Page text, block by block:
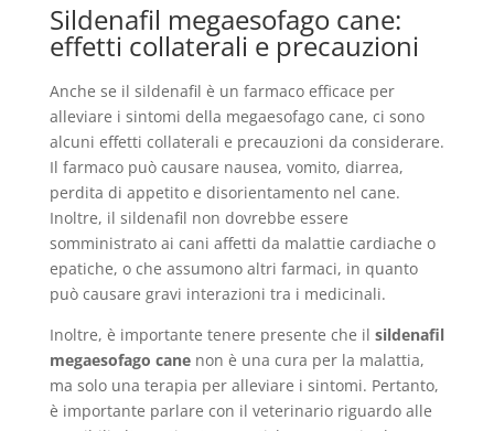
Sildenafil megaesofago cane:
effetti collaterali e precauzioni
Anche se il sildenafil è un farmaco efficace per
alleviare i sintomi della megaesofago cane, ci sono
alcuni effetti collaterali e precauzioni da considerare.
Il farmaco può causare nausea, vomito, diarrea,
perdita di appetito e disorientamento nel cane.
Inoltre, il sildenafil non dovrebbe essere
somministrato ai cani affetti da malattie cardiache o
epatiche, o che assumono altri farmaci, in quanto
può causare gravi interazioni tra i medicinali.
Inoltre, è importante tenere presente che il sildenafil
megaesofago canenon è una cura per la malattia,
ma solo una terapia per alleviare i sintomi. Pertanto,
è importante parlare con il veterinario riguardo alle